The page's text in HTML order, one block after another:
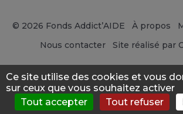
Menu S'évaluer Consulter
© 2026 Fonds Addict’AIDE À propos
Nous contacter
Site réalisé par
Ce site utilise des cookies et vous
sur ceux que vous souhaitez activer
Tout accepter
Tout refuser